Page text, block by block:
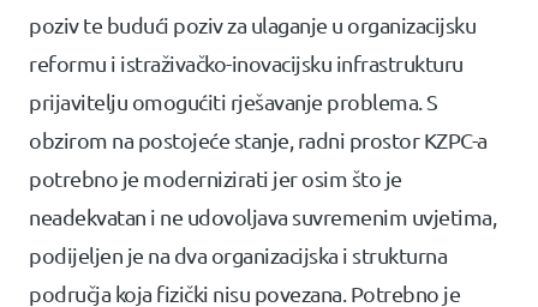
poziv te budući poziv za ulaganje u organizacijsku
reformu i istraživačko-inovacijsku infrastrukturu
prijavitelju omogućiti rješavanje problema. S
obzirom na postojeće stanje, radni prostor KZPC-a
potrebno je modernizirati jer osim što je
neadekvatan i ne udovoljava suvremenim uvjetima,
podijeljen je na dva organizacijska i strukturna
područja koja fizički nisu povezana. Potrebno je